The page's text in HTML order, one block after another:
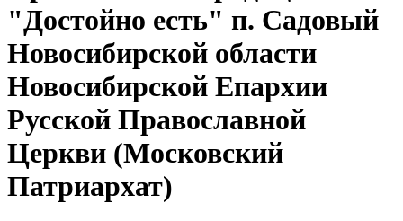
"Достойно есть" п. Садовый
Новосибирской области
Новосибирской Епархии
Русской Православной
Церкви (Московский
Патриархат)